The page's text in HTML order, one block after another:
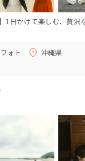
1日かけて楽しむ、贅沢
ォト
沖縄県